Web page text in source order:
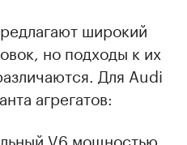
широкий
но подходы к их
Для Audi
агрегатов:
V6 мощностью